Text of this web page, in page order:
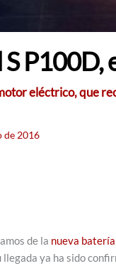
eléctrico, que
de 2016
de la nueva
llegada ya ha sido